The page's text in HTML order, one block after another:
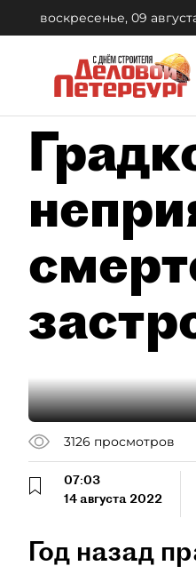
воскресенье, 09
3126 просмотров
07:03
14 августа 2022
Год назад